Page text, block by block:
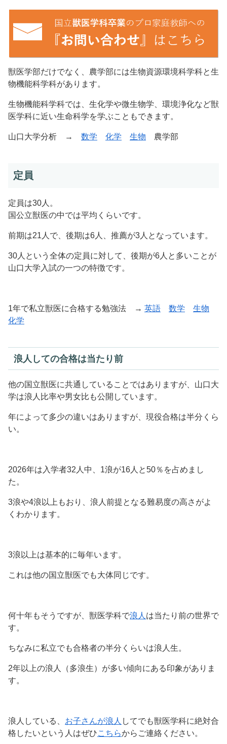
獣医学部だけでなく、農学部には生物資源環境科学科と生
物機能科学科があります。
生物機能科学科では、生化学や微生物学、環境浄化など獣
医学科に近い生命科学を学ぶこともできます。
山口大学分析 → 数学 化学 生物 農学部
定員
定員は30人。
国公立獣医の中では平均くらいです。
前期は21人で、後期は6人、推薦が3人となっています。
30人という全体の定員に対して、後期が6人と多いことが
山口大学入試の一つの特徴です。
1年で私立獣医に合格する勉強法 → 英語 数学
生物
化学
浪人しての合格は当たり前
他の国立獣医に共通していることではありますが、山口大
学は浪人比率や男女比も公開しています。
年によって多少の違いはありますが、現役合格は半分くら
い。
2026年は入学者32人中、1浪が16人と50％を占めまし
た。
3浪や4浪以上もおり、浪人前提となる難易度の高さがよ
くわかります。
3浪以上は基本的に毎年います。
これは他の国立獣医でも大体同じです。
何十年もそうですが、獣医学科で浪人 は当たり前の世界で
す。
ちなみに私立でも合格者の半分くらいは浪人生。
2年以上の浪人（多浪生）が多い傾向にある印象がありま
す。
浪人している、 お子さんが浪人 してでも獣医学科に絶対合
格したいという人はぜひこちらからご連絡ください。